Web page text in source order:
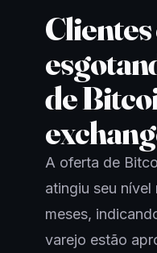
Clientes
de
A oferta de
atingiu seu
meses,
varejo estão